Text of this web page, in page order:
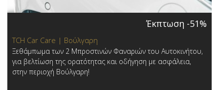
Έκπτωση -51%
TCH Car Care | Βούλγαρη
Ξεθάμπωμα των 2 Μπροστινών Φαναριών του Αυτοκινήτου,
για βελτίωση της ορατότητας και οδήγηση με ασφάλεια,
στην περιοχή Βούλγαρη!